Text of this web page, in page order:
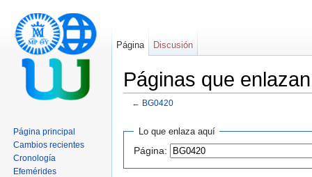
Páginas que
← BG0420
Lo que enlaza aquí
Página:
Página Discusión
Página principal
Cambios recientes
Cronología
Efemérides